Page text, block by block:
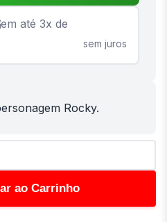
em até 3x de
sem juros
Rocky.
ao Carrinho